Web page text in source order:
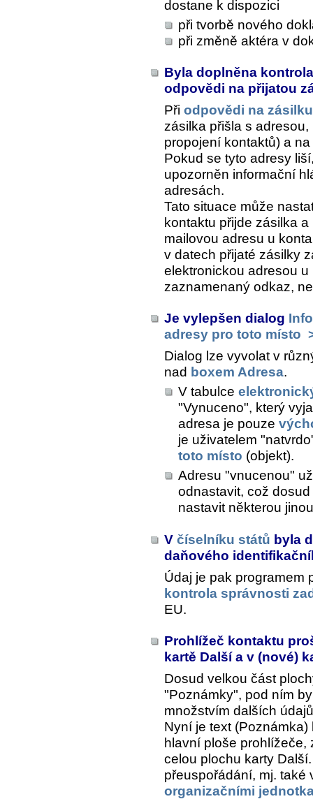
dostane k dispozici
při tvorbě nového
při změně aktéra v
Byla doplněna
odpovědi na přijatou
Při odpovědi na zásilku
zásilka přišla s
propojení kontaktů) a
Pokud se tyto adresy
upozorněn informační
adresách.
Tato situace může
kontaktu přijde zásilka
mailovou adresu u
v datech přijaté zásilky
elektronickou adresou
zaznamenaný odkaz,
Je vylepšen dialog
adresy pro toto místo
Dialog lze vyvolat v
nad boxem Adresa.
V tabulce
"Vynuceno", který
adresa je pouze
je uživatelem
toto místo (objekt).
Adresu "vnucenou"
odnastavit, což
nastavit některou
V číselníku států byla
daňového
Údaj je pak programem
kontrola správnosti
EU.
Prohlížeč kontaktu
kartě Další a v (nové)
Dosud velkou část
"Poznámky", pod ním
množstvím dalších
Nyní je text
hlavní ploše prohlížeče,
celou plochu karty Další
přeuspořádání, mj. také
organizačními